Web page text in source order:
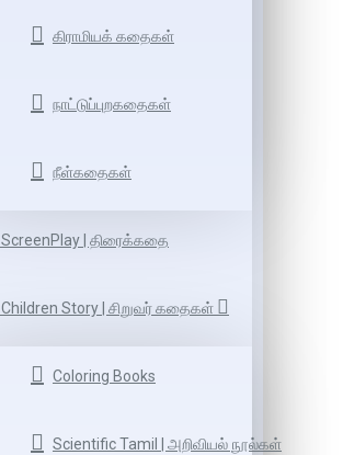
கிராமியக் கதைகள்
நாட்டுப்புறகதைகள்
நீள்கதைகள்
ScreenPlay | திரைக்கதை
Children Story | சிறுவர் கதைகள்
Coloring Books
Scientific Tamil | அறிவியல் நூல்கள்